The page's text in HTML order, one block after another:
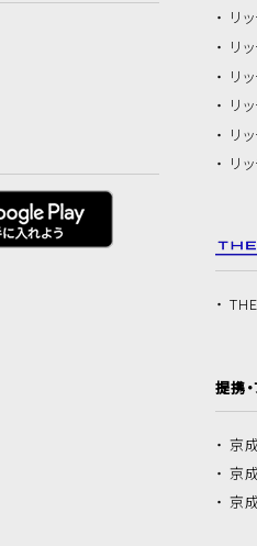
リ
リ
リ
リ
リ
リ
提携
京
京
京